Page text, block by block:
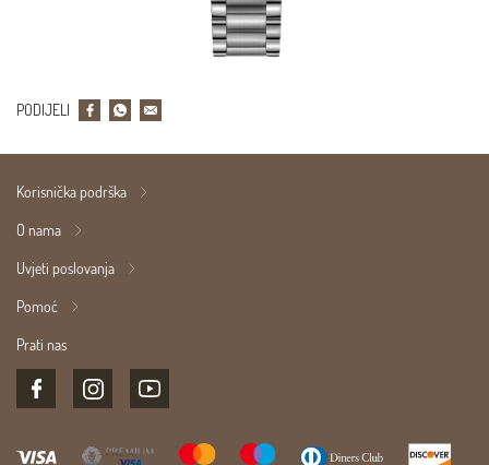
PODIJELI
Korisnička podrška
O nama
Uvjeti poslovanja
Pomoć
Prati nas